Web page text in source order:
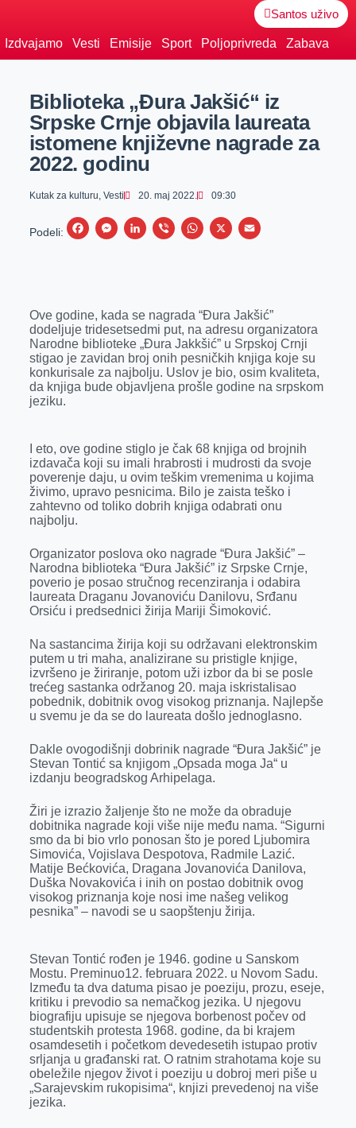
Santos uživo
Izdvajamo Vesti Emisije Sport Poljoprivreda Zabava
Biblioteka „Đura Jakšić“ iz
Srpske Crnje objavila laureata
istomene književne nagrade za
2022. godinu
Kutak za kulturu, Vesti 20. maj 2022. 09:30
Podeli:
F
b
o
o
k
M
e
n
g
e
L
e
d
I
n
V
r
W
s
A
p
p
X
E
l
Ove godine, kada se nagrada “Đura Jakšić”
dodeljuje tridesetsedmi put, na adresu organizatora
Narodne biblioteke „Đura Jakkšić” u Srpskoj Crnji
stigao je zavidan broj onih pesničkih knjiga koje su
konkurisale za najbolju. Uslov je bio, osim kvaliteta,
da knjiga bude objavljena prošle godine na srpskom
jeziku.
I eto, ove godine stiglo je čak 68 knjiga od brojnih
izdavača koji su imali hrabrosti i mudrosti da svoje
poverenje daju, u ovim teškim vremenima u kojima
živimo, upravo pesnicima. Bilo je zaista teško i
zahtevno od toliko dobrih knjiga odabrati onu
najbolju.
Organizator poslova oko nagrade “Đura Jakšić” –
Narodna biblioteka “Đura Jakšić” iz Srpske Crnje,
poverio je posao stručnog recenziranja i odabira
laureata Draganu Jovanoviću Danilovu, Srđanu
Orsiću i predsednici žirija Mariji Šimoković.
Na sastancima žirija koji su održavani elektronskim
putem u tri maha, analizirane su pristigle knjige,
izvršeno je žiriranje, potom uži izbor da bi se posle
trećeg sastanka održanog 20. maja iskristalisao
pobednik, dobitnik ovog visokog priznanja. Najlepše
u svemu je da se do laureata došlo jednoglasno.
Dakle ovogodišnji dobrinik nagrade “Đura Jakšić” je
Stevan Tontić sa knjigom „Opsada moga Ja“ u
izdanju beogradskog Arhipelaga.
Žiri je izrazio žaljenje što ne može da obraduje
dobitnika nagrade koji više nije među nama. “Sigurni
smo da bi bio vrlo ponosan što je pored Ljubomira
Simovića, Vojislava Despotova, Radmile Lazić.
Matije Bećkovića, Dragana Jovanovića Danilova,
Duška Novakovića i inih on postao dobitnik ovog
visokog priznanja koje nosi ime našeg velikog
pesnika” – navodi se u saopštenju žirija.
Stevan Tontić rođen je 1946. godine u Sanskom
Mostu. Preminuo12. februara 2022. u Novom Sadu.
Između ta dva datuma pisao je poeziju, prozu, eseje,
kritiku i prevodio sa nemačkog jezika. U njegovu
biografiju upisuje se njegova borbenost počev od
studentskih protesta 1968. godine, da bi krajem
osamdesetih i početkom devedesetih istupao protiv
srljanja u građanski rat. O ratnim strahotama koje su
obeležile njegov život i poeziju u dobroj meri piše u
„Sarajevskim rukopisima“, knjizi prevedenoj na više
jezika.